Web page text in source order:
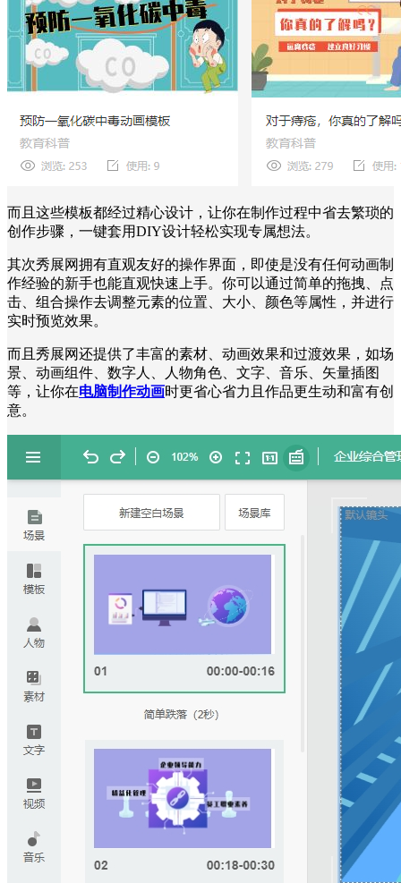
而且这些模板都经过精心设计，让你在制作过程中省去繁琐的
创作步骤，一键套用DIY设计轻松实现专属想法。
其次秀展网拥有直观友好的操作界面，即使是没有任何动画制
作经验的新手也能直观快速上手。你可以通过简单的拖拽、点
击、组合操作去调整元素的位置、大小、颜色等属性，并进行
实时预览效果。
而且秀展网还提供了丰富的素材、动画效果和过渡效果，如场
景、动画组件、数字人、人物角色、文字、音乐、矢量插图
等，让你在电脑制作动画时更省心省力且作品更生动和富有创
意。